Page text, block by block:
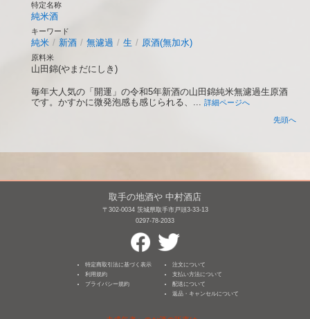
特定名称
純米酒
キーワード
純米 / 新酒 / 無濾過 / 生 / 原酒(無加水)
原料米
山田錦(やまだにしき)
毎年大人気の「開運」の令和5年新酒の山田錦純米無濾過生原酒
です。かすかに微発泡感も感じられる、... 詳細ページへ
先頭へ
取手の地酒や 中村酒店
〒302-0034 茨城県取手市戸頭3-33-13
0297-78-2033
特定商取引法に基づく表示
利用規約
プライバシー規約
注文について
支払い方法について
配送について
返品・キャンセルについて